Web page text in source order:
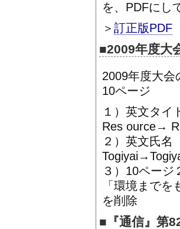
を、PDFにし
＞ 訂正版PDF
■2009年度大
2009年度大会
10ページ
１）英文タ
Res ource→
２）英文氏名
３）10ページ
「環境まで
を削除
■『通信』第